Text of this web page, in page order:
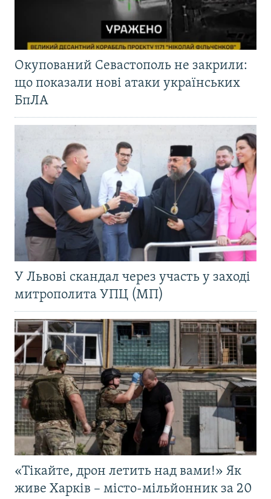
Окупований Севастополь не закрили:
що показали нові атаки українських
БпЛА
У Львові скандал через участь у заході
митрополита УПЦ (МП)
«Тікайте, дрон летить над вами!» Як
живе Харків – місто-мільйонник за 20